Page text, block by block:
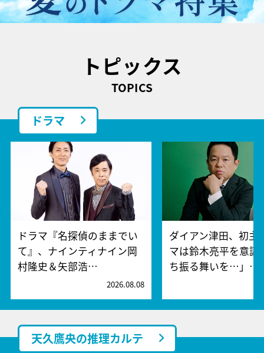
トピックス
TOPICS
ドラマ
ドラマ『名探偵のままでい
て』、ナインティナイン岡
村隆史＆矢部浩…
2026.08.08
ダイアン津田、初主
マは鈴木亮平を意識
ち振る舞いを…」…
天久鷹央の推理カルテ